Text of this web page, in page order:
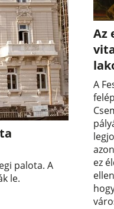
palota. A
le.
Az
A
ez